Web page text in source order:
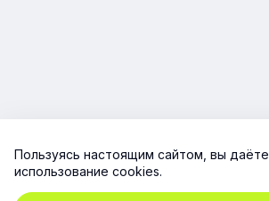
Пользуясь настоящим сайтом, вы даёте
использование cookies.